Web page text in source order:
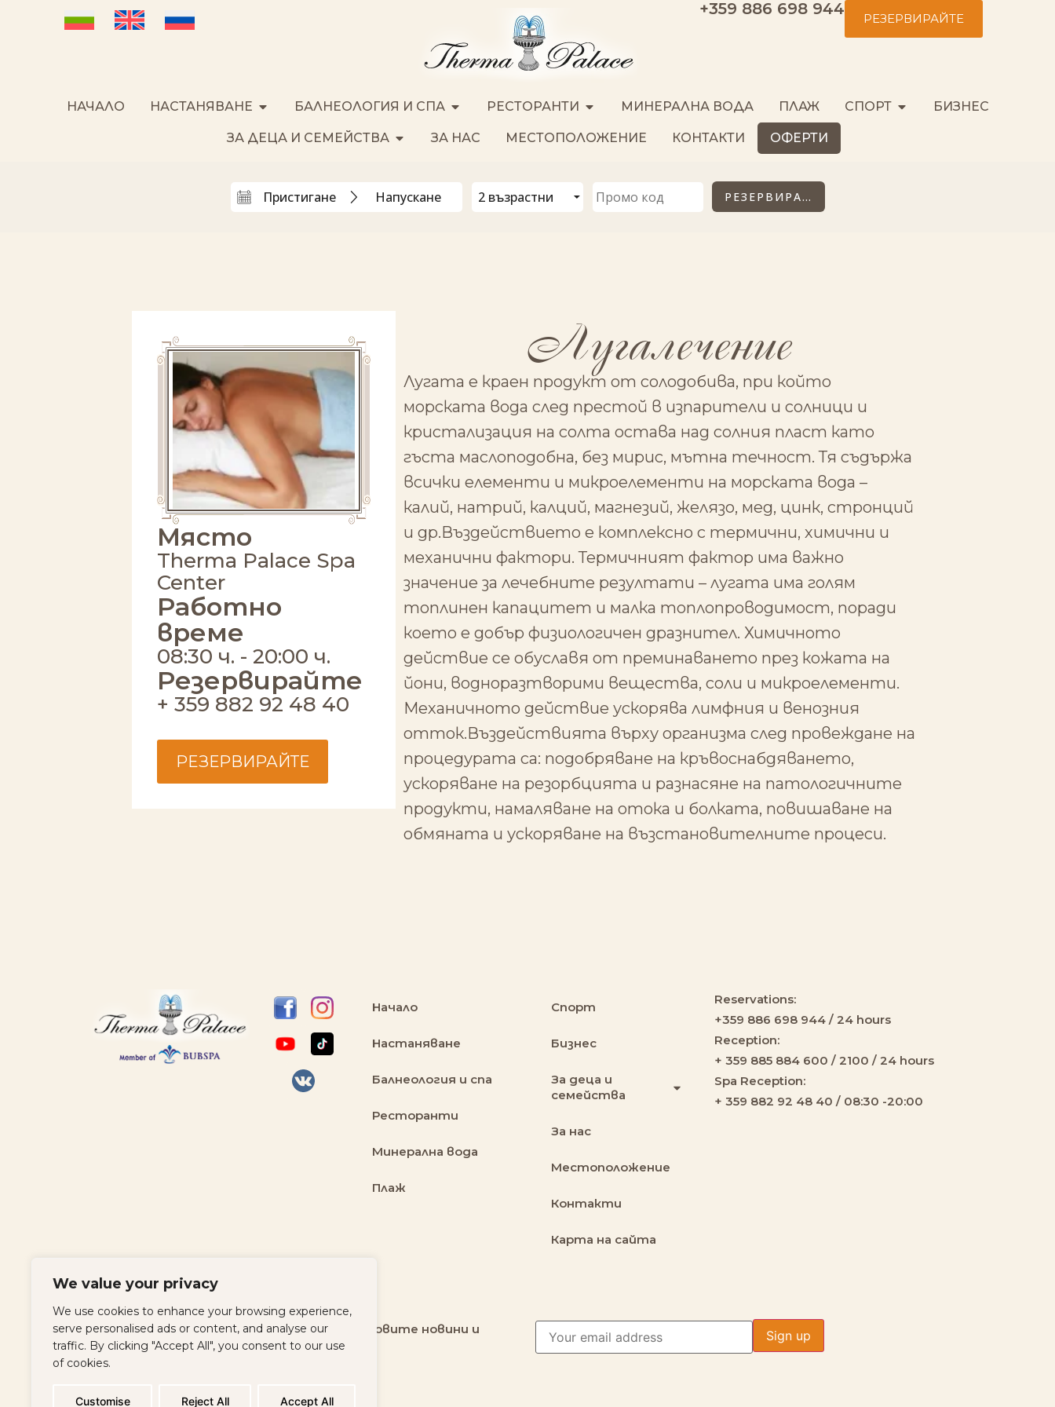
We value your privacy
We use cookies to enhance your browsing experience,
serve personalised ads or content, and analyse our
traffic. By clicking "Accept All", you consent to our use
of cookies.
Customise Reject All Accept All
+359 886 698 944
РЕЗЕРВИРАЙТЕ
НАЧАЛО НАСТАНЯВАНЕ БАЛНЕОЛОГИЯ И СПА РЕСТОРАНТИ МИНЕРАЛНА ВОДА ПЛАЖ СПОРТ БИЗНЕС
ЗА ДЕЦА И СЕМЕЙСТВА ЗА НАС МЕСТОПОЛОЖЕНИЕ КОНТАКТИ ОФЕРТИ
Място
Therma Palace Spa
Center
Работно
време
08:30 ч. - 20:00 ч.
Резервирайте
+ 359 882 92 48 40
РЕЗЕРВИРАЙТЕ
Лугалечение
Лугата е краен продукт от солодобива, при който
морската вода след престой в изпарители и солници и
кристализация на солта остава над солния пласт като
гъста маслоподобна, без мирис, мътна течност. Тя съдържа
всички елементи и микроелементи на морската вода –
калий, натрий, калций, магнезий, желязо, мед, цинк, стронций
и др.Въздействието е комплексно с термични, химични и
механични фактори. Термичният фактор има важно
значение за лечебните резултати – лугата има голям
топлинен капацитет и малка топлопроводимост, поради
което е добър физиологичен дразнител. Химичното
действие се обуславя от преминаването през кожата на
йони, водноразтворими вещества, соли и микроелементи.
Механичното действие ускорява лимфния и венозния
отток.Въздействията върху организма след провеждане на
процедурата са: подобряване на кръвоснабдяването,
ускоряване на резорбцията и разнасяне на патологичните
продукти, намаляване на отока и болката, повишаване на
обмяната и ускоряване на възстановителните процеси.
Начало
Настаняване
Балнеология и спа
Ресторанти
Минерална вода
Плаж
Спорт
Бизнес
За деца и
семейства
За нас
Местоположение
Контакти
Карта на сайта
Reservations:
+359 886 698 944 / 24 hours
Reception:
+ 359 885 884 600 / 2100 / 24 hours
Spa Reception:
+ 359 882 92 48 40 / 08:30 -20:00
Регистрирайте се, за да получавате най-новите новини и
специални оферти от нашия хотел!